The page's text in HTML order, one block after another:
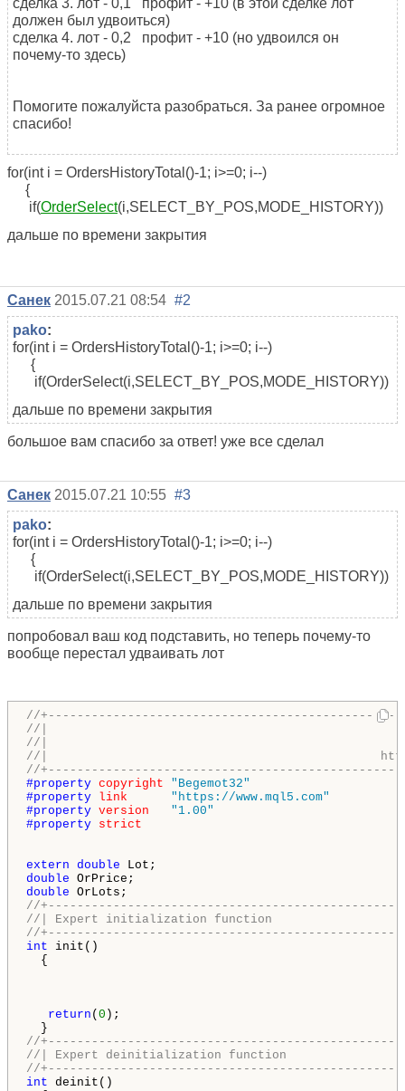
должен был удвоиться)
сделка 4. лот - 0,2 профит - +10 (но удвоился он
почему-то здесь)
Помогите пожалуйста разобраться. За ранее огромное
спасибо!
for(int i = OrdersHistoryTotal()-1; i>=0; i--)
{
if(OrderSelect(i,SELECT_BY_POS,MODE_HISTORY))
дальше по времени закрытия
Санек 2015.07.21 08:54 #2
pako:
for(int i = OrdersHistoryTotal()-1; i>=0; i--)
{
if(OrderSelect(i,SELECT_BY_POS,MODE_HISTORY))
дальше по времени закрытия
большое вам спасибо за ответ! уже все сделал
Санек 2015.07.21 10:55 #3
pako:
for(int i = OrdersHistoryTotal()-1; i>=0; i--)
{
if(OrderSelect(i,SELECT_BY_POS,MODE_HISTORY))
дальше по времени закрытия
попробовал ваш код подставить, но теперь почему-то
вообще перестал удваивать лот
//
//|
//|
//|
//
#property copyright
"Begemot32"
#property link
"https://www.mql5.com"
#property version
"1.00"
#property strict
extern double
double
double
//
//| Expert initialization function
//
int init()
{
return ( 0 );
//
//| Expert deinitialization function
//
int deinit()